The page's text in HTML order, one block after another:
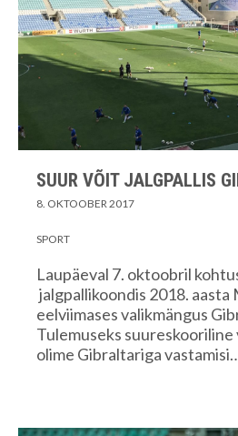
SUUR VÕIT JALGPALLIS
8. OKTOOBER 2017
SPORT
Laupäeval 7. oktoobril
jalgpallikoondis 2018. aasta
eelviimases valikmängus
Tulemuseks suureskooriline
olime Gibraltariga